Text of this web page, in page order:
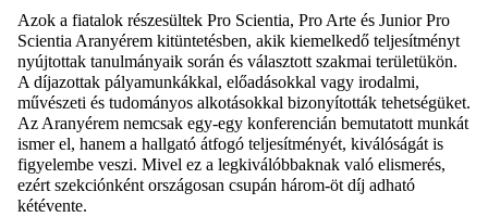
Azok a fiatalok részesültek Pro Scientia, Pro Arte és Junior Pro
Scientia Aranyérem kitüntetésben, akik kiemelkedő teljesítményt
nyújtottak tanulmányaik során és választott szakmai területükön.
A díjazottak pályamunkákkal, előadásokkal vagy irodalmi,
művészeti és tudományos alkotásokkal bizonyították tehetségüket.
Az Aranyérem nemcsak egy-egy konferencián bemutatott munkát
ismer el, hanem a hallgató átfogó teljesítményét, kiválóságát is
figyelembe veszi. Mivel ez a legkiválóbbaknak való elismerés,
ezért szekciónként országosan csupán három-öt díj adható
kétévente.